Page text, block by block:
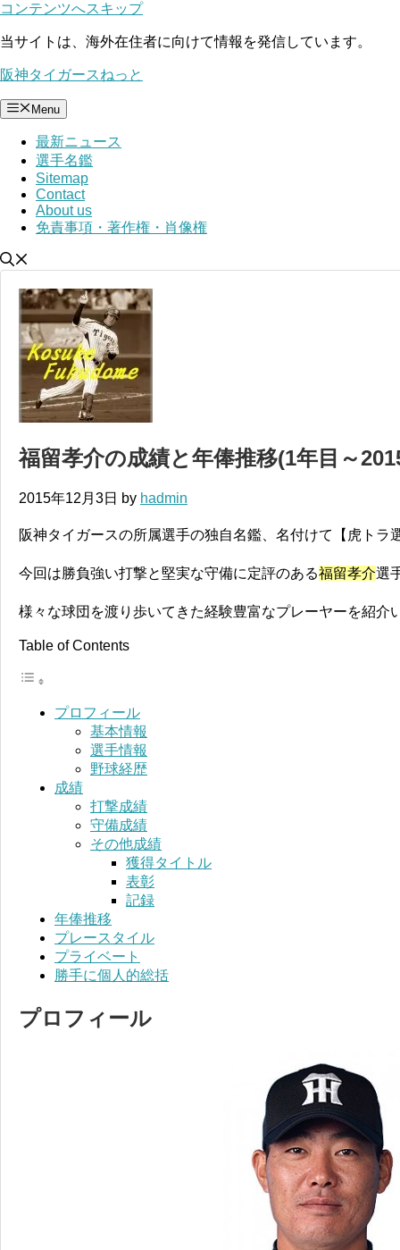
コンテンツへスキップ
当サイトは、海外在住者に向けて情報を発信しています。
阪神タイガースねっと
Menu
最新ニュース
選手名鑑
Sitemap
Contact
About us
免責事項・著作権・肖像権
福留孝介の成績と年俸推移(1年目～
2015年12月3日 by hadmin
阪神タイガースの所属選手の独自名鑑、名付けて【虎トラ
今回は勝負強い打撃と堅実な守備に定評のある福留孝介選
様々な球団を渡り歩いてきた経験豊富なプレーヤーを紹介
Table of Contents
プロフィール
基本情報
選手情報
野球経歴
成績
打撃成績
守備成績
その他成績
獲得タイトル
表彰
記録
年俸推移
プレースタイル
プライベート
勝手に個人的総括
プロフィール